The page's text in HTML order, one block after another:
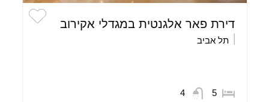
דירת פאר אלגנטית במגדלי אקירוב
תל אביב
5
4